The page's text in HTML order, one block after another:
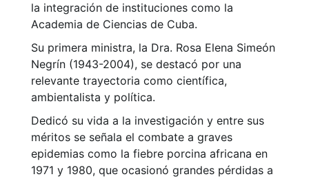
la integración de instituciones como la
Academia de Ciencias de Cuba.
Su primera ministra, la Dra. Rosa Elena Simeón
Negrín (1943-2004), se destacó por una
relevante trayectoria como científica,
ambientalista y política.
Dedicó su vida a la investigación y entre sus
méritos se señala el combate a graves
epidemias como la fiebre porcina africana en
1971 y 1980, que ocasionó grandes pérdidas a